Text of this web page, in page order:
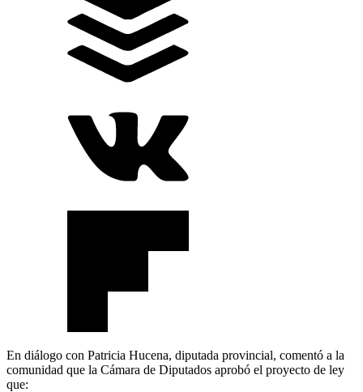
En diálogo con Patricia Hucena, diputada provincial, comentó a la
comunidad que la Cámara de Diputados aprobó el proyecto de ley
que: